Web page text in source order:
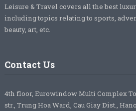
Leisure & Travel covers all the best
including topics relating to sports,
beauty, art, etc.
Contact Us
4th floor, Eurowindow Multi Complex
str., Trung Hoa Ward, Cau Giay Dist.,